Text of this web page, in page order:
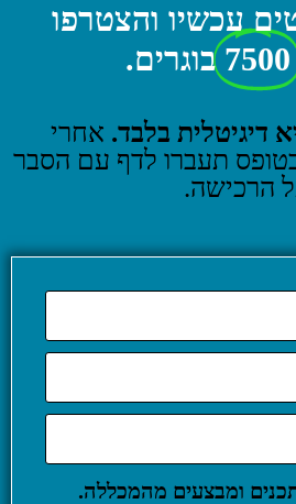
עכשיו והצטרפו
7500 בוגרים.
דיגיטלית בלבד. אחרי
תעברו לדף עם הסבר
הרכישה.
ומבצעים מהמכללה.